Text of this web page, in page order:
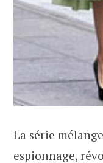
La série
espionnage,